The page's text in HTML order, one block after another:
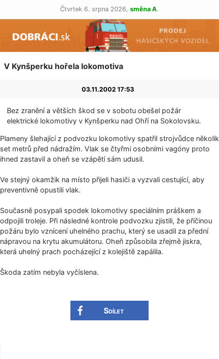
Čtvrtek 6. srpna 2026, směna A.
V Kynšperku hořela lokomotiva
03.11.2002 17:53
Bez zranění a větších škod se v sobotu obešel požár
elektrické lokomotivy v Kynšperku nad Ohří na Sokolovsku.
Plameny šlehající z podvozku lokomotivy spatřil strojvůdce několik
set metrů před nádražím. Vlak se čtyřmi osobními vagóny proto
ihned zastavil a oheň se vzápětí sám udusil.
Ve stejný okamžik na místo přijeli hasiči a vyzvali cestující, aby
preventivně opustili vlak.
Současně posypali spodek lokomotivy speciálním práškem a
odpojili troleje. Při následné kontrole podvozku zjistili, že příčinou
požáru bylo vznícení uhelného prachu, který se usadil za přední
nápravou na krytu akumulátoru. Oheň způsobila zřejmě jiskra,
která uhelný prach pocházející z kolejiště zapálila.
Škoda zatím nebyla vyčíslena.
Sdílet